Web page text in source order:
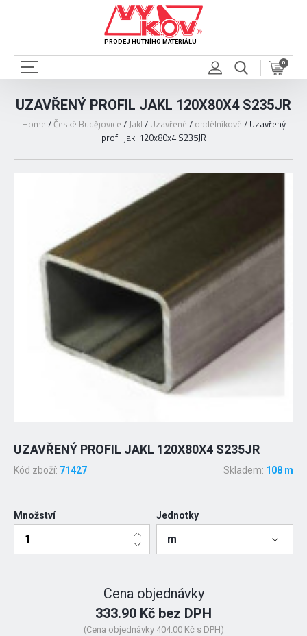
PRODEJ HUTNÍHO MATERIÁLU
0
UZAVŘENÝ PROFIL JAKL 120X80X4 S235JR
Home / České Budějovice /Jakl / Uzavřené / obdélníkové / Uzavřený
profil jakl 120x80x4 S235JR
UZAVŘENÝ PROFIL JAKL 120X80X4 S235JR
Kód zboží: 71427 Skladem: 108 m
Množství Jednotky
m
Cena objednávky
333.90 Kč bez DPH
(Cena objednávky 404.00 Kč s DPH)